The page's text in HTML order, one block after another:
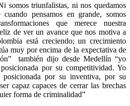
somos triunfalistas, ni nos quedamos
pensamos en grande, somos
que merece nuestra
de ver un avance que nos motiva a
está creciendo; un crecimiento
muy por encima de la expectativa de
también dijo desde Medellín “yo
por su competitividad. Yo
por su inventiva, por su
capaz capaces de cerrar las brechas
forma de criminalidad”